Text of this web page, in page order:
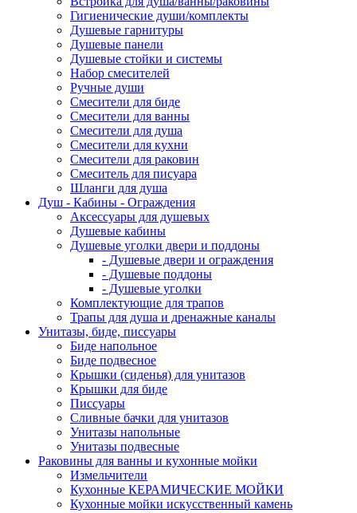
Гигиенические души/комплекты
Душевые гарнитуры
Душевые панели
Душевые стойки и системы
Набор смесителей
Ручные души
Смесители для биде
Смесители для ванны
Смесители для душа
Смесители для кухни
Смесители для раковин
Смеситель для писуара
Шланги для душа
Душ - Кабины - Ограждения
Аксессуары для душевых
Душевые кабины
Душевые уголки двери и поддоны
- Душевые двери и ограждения
- Душевые поддоны
- Душевые уголки
Комплектующие для трапов
Трапы для душа и дренажные каналы
Унитазы, биде, писсуары
Биде напольное
Биде подвесное
Крышки (сиденья) для унитазов
Крышки для биде
Писсуары
Сливные бачки для унитазов
Унитазы напольные
Унитазы подвесные
Раковины для ванны и кухонные мойки
Измельчители
Кухонные КЕРАМИЧЕСКИЕ МОЙКИ
Кухонные мойки искусственный камень